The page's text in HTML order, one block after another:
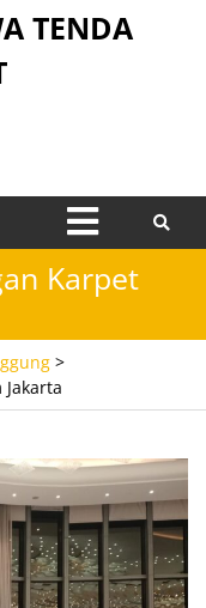
TENDA
Open
Menu
Karpet
>